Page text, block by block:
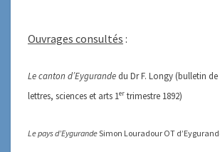
Ouvrages consultés :
Le canton d’Eygurande du Dr F. Longy (bulletin
lettres, sciences et arts 1er trimestre 1892)
Le pays d’EygurandeSimon Louradour OT